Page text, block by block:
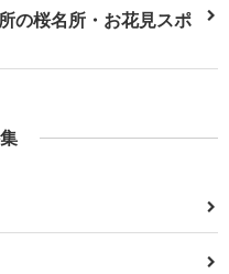
の桜名所・お花見スポ